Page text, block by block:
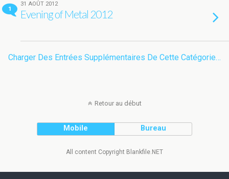
1
31 AOÛT 2012
Evening of Metal 2012
Charger Des Entrées Supplémentaires De Cette Catégorie…
Retour au début
Mobile Bureau
All content Copyright Blankfile.NET